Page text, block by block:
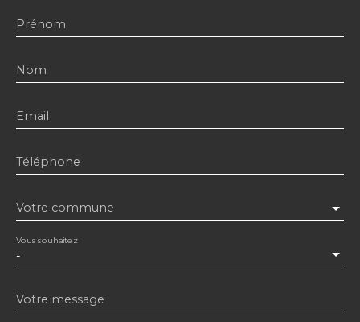
Prénom
Nom
Email
Téléphone
Votre commune
-
Vous souhaitez
Votre message